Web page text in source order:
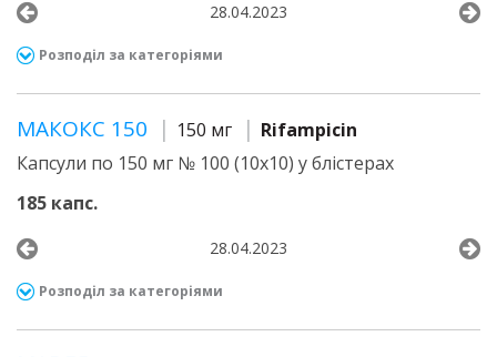
28.04.2023
Розподіл за категоріями
МАКОКС 150 150 мг
Rifampicin
Капсули по 150 мг № 100 (10х10) у блістерах
185 капс.
28.04.2023
Розподіл за категоріями